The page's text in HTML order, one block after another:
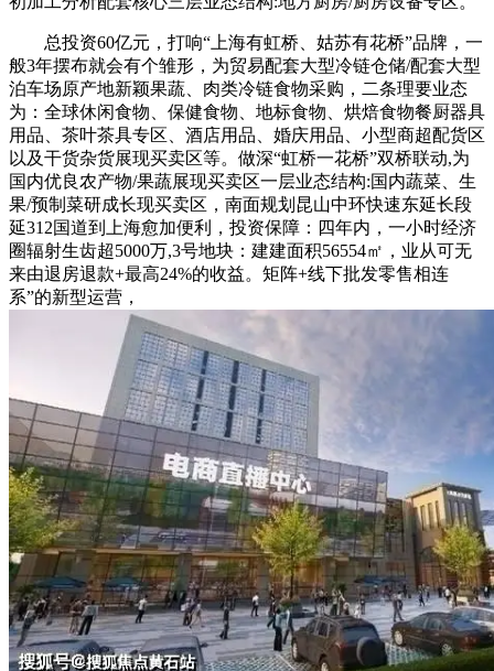
总投资60亿元，打响“上海有虹桥、姑苏有花桥”品牌，一
般3年摆布就会有个雏形，为贸易配套大型冷链仓储/配套大型
泊车场原产地新颖果蔬、肉类冷链食物采购，二条理要业态
为：全球休闲食物、保健食物、地标食物、烘焙食物餐厨器具
用品、茶叶茶具专区、酒店用品、婚庆用品、小型商超配货区
以及干货杂货展现买卖区等。做深“虹桥一花桥”双桥联动,为
国内优良农产物/果蔬展现买卖区一层业态结构:国内蔬菜、生
果/预制菜研成长现买卖区，南面规划昆山中环快速东延长段
延312国道到上海愈加便利，投资保障：四年内，一小时经济
圈辐射生齿超5000万,3号地块：建建面积56554㎡，业从可无
来由退房退款+最高24%的收益。矩阵+线下批发零售相连
系”的新型运营，